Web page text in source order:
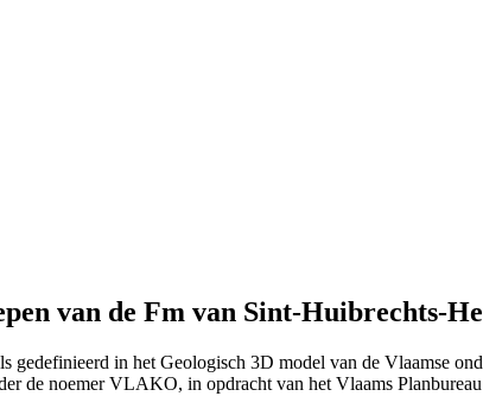
van de Fm van Sint-Huibrechts-
gedefinieerd in het Geologisch 3D model van de Vlaamse
de noemer VLAKO, in opdracht van het Vlaams